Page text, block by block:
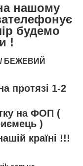
нашому
будемо
!
/ БЕЖЕВИЙ
протязі 1-2
на ФОП (
)
країні !!!